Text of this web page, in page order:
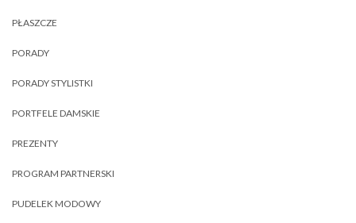
PŁASZCZE
PORADY
PORADY STYLISTKI
PORTFELE DAMSKIE
PREZENTY
PROGRAM PARTNERSKI
PUDELEK MODOWY